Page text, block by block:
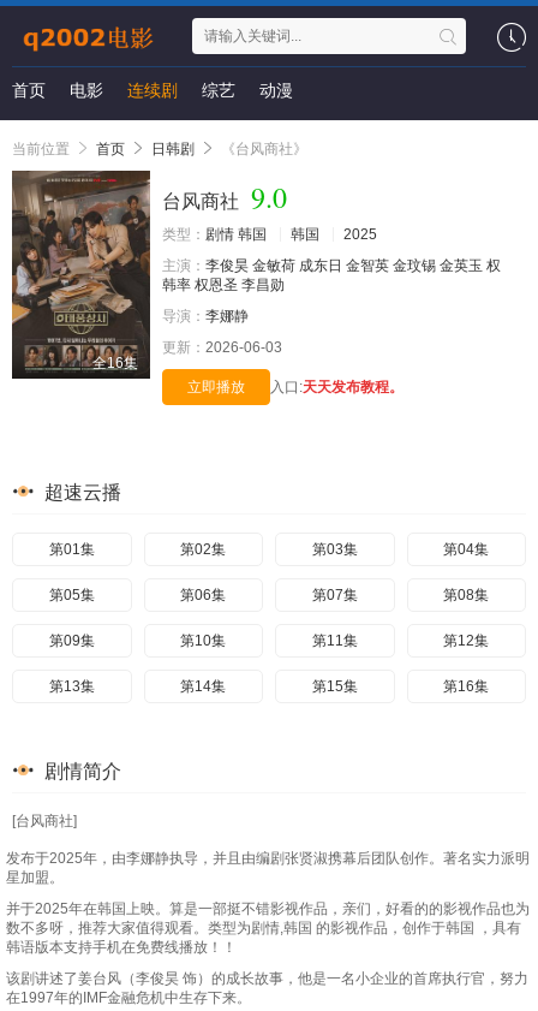
首页 电影 连续剧 综艺 动漫
当前位置 首页 日韩剧 《台风商社》
全16集
台风商社 9.0
类型： 剧情 韩国 韩国
2025
主演： 李俊昊 金敏荷 成东日 金智英 金玟锡 金英玉 权
韩率 权恩圣 李昌勋
导演： 李娜静
更新： 2026-06-03
立即播放 入口:天天发布教程。
超速云播
第01集 第02集 第03集 第04集
第05集 第06集 第07集 第08集
第09集 第10集 第11集 第12集
第13集 第14集 第15集 第16集
剧情简介
[台风商社]
发布于2025年，由李娜静执导，并且由编剧张贤淑携幕后团队创作。著名实力派明
星加盟。
并于2025年在韩国上映。算是一部挺不错影视作品，亲们，好看的的影视作品也为
数不多呀，推荐大家值得观看。类型为剧情,韩国 的影视作品，创作于韩国 ，具有
韩语版本支持手机在免费线播放！！
该剧讲述了姜台风（李俊昊 饰）的成长故事，他是一名小企业的首席执行官，努力
在1997年的IMF金融危机中生存下来。